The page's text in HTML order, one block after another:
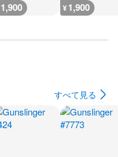
1,900 ¥1,900
すべて見る